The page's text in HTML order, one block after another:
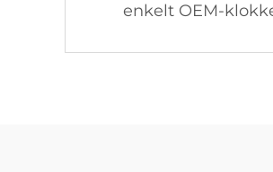
enkelt OEM-